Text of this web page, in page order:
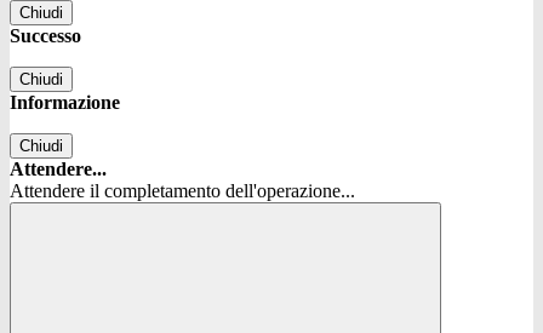
Chiudi
Successo
Chiudi
Informazione
Chiudi
Attendere...
Attendere il completamento dell'operazione...